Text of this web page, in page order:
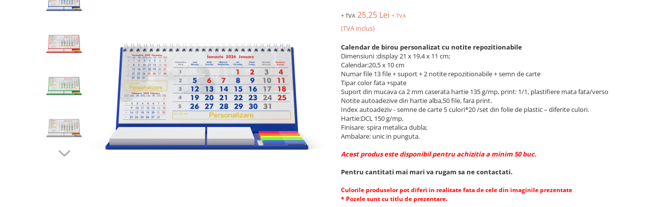
Calendare de birou
Instrumente de scris personalizate
Pixuri plastic personalizate
Pixuri ecologice personalizate
Creioane personalizate
Seturi si Cutii intrumente de scris
personalizate
Markere evidentiatoare text
+ TVA 25,25 Lei + TVA
(TVA inclus)
Calendar de birou personalizat cu notite repozitionabile
Dimensiuni :display 21 x 19,4 x 11 cm;
Calendar:20,5 x 10 cm
Numar file 13 file + suport + 2 notite repozitionabile + semn de carte
Tipar color fata +spate
Suport din mucava ca 2 mm caserata hartie 135 g/mp, print: 1/1, plastifiere mata fata/verso
Notite autoadezive din hartie alba,50 file, fara print.
Index autoadeziv - semne de carte 5 culori*20 /set din folie de plastic – diferite culori.
Hartie:DCL 150 g/mp,
Finisare: spira metalica dubla;
Ambalare: unic in punguta.
Acest produs este disponibil pentru achizitia a minim 50 buc.
Pentru cantitati mai mari va rugam sa ne contactati.
Culorile produselor pot diferi in realitate fata de cele din imaginile prezentate
* Pozele sunt cu titlu de prezentare.